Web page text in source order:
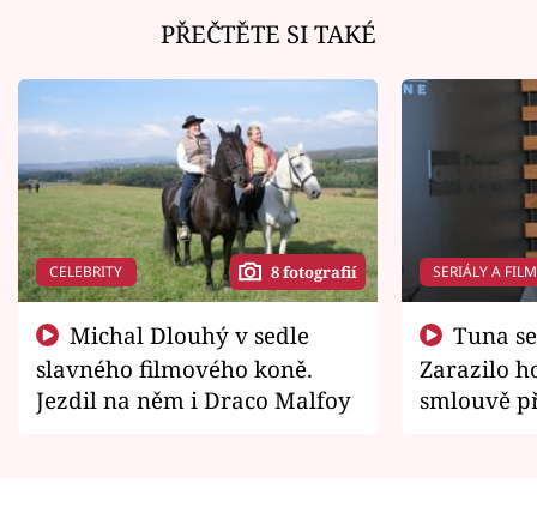
PŘEČTĚTE SI TAKÉ
CELEBRITY 8 fotografií
slavného filmového koně.
Jezdil na něm i Draco Malfoy
SERIÁLY A
Zarazilo
smlouvě